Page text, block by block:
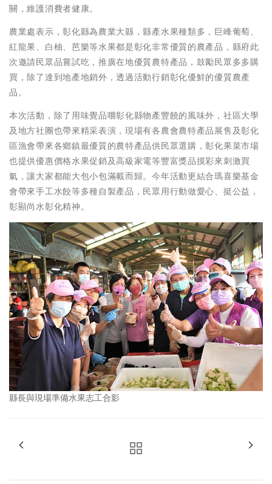
關，維護消費者健康。
農業處表示，彰化縣為農業大縣，縣產水果種類多，巨峰葡萄、
紅龍果、白柚、芭樂等水果都是彰化非常優質的農產品，縣府此
次邀請民眾品嘗試吃，推廣在地優質農特產品，鼓勵民眾多多購
買，除了達到地產地銷外，透過活動行銷彰化優鮮的優質農產
品。
本次活動，除了用味覺品嚐彰化縣物產豐饒的風味外，社區大學
及地方社團也帶來精采表演，現場有各農會農特產品展售及彰化
區漁會帶來各鄉鎮最優質的農特產品供民眾選購，彰化果菜市場
也提供優惠價格水果促銷及高級家電等豐富獎品摸彩來刺激買
氣，讓大家都能大包小包滿載而歸。今年活動更結合瑪喜樂基金
會帶來手工水餃等多種自製產品，民眾用行動做愛心、挺公益，
彰顯尚水彰化精神。
縣長與現場準備水果志工合影